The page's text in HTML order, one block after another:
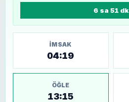
6 sa 51 dk
İMSAK
04:19
ÖĞLE
13:15